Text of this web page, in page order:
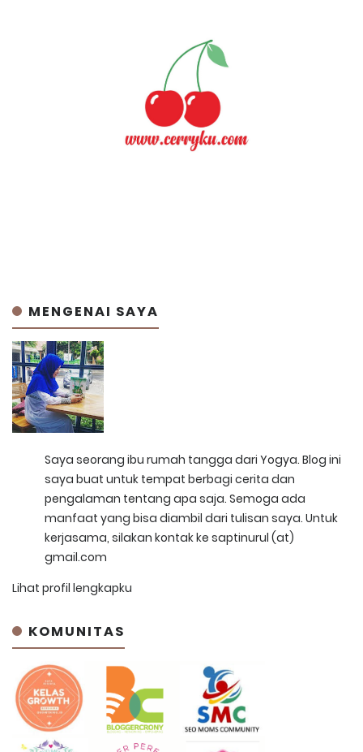
MENGENAI SAYA
Saya seorang ibu rumah tangga dari Yogya. Blog ini
saya buat untuk tempat berbagi cerita dan
pengalaman tentang apa saja. Semoga ada
manfaat yang bisa diambil dari tulisan saya. Untuk
kerjasama, silakan kontak ke saptinurul (at)
gmail.com
Lihat profil lengkapku
KOMUNITAS